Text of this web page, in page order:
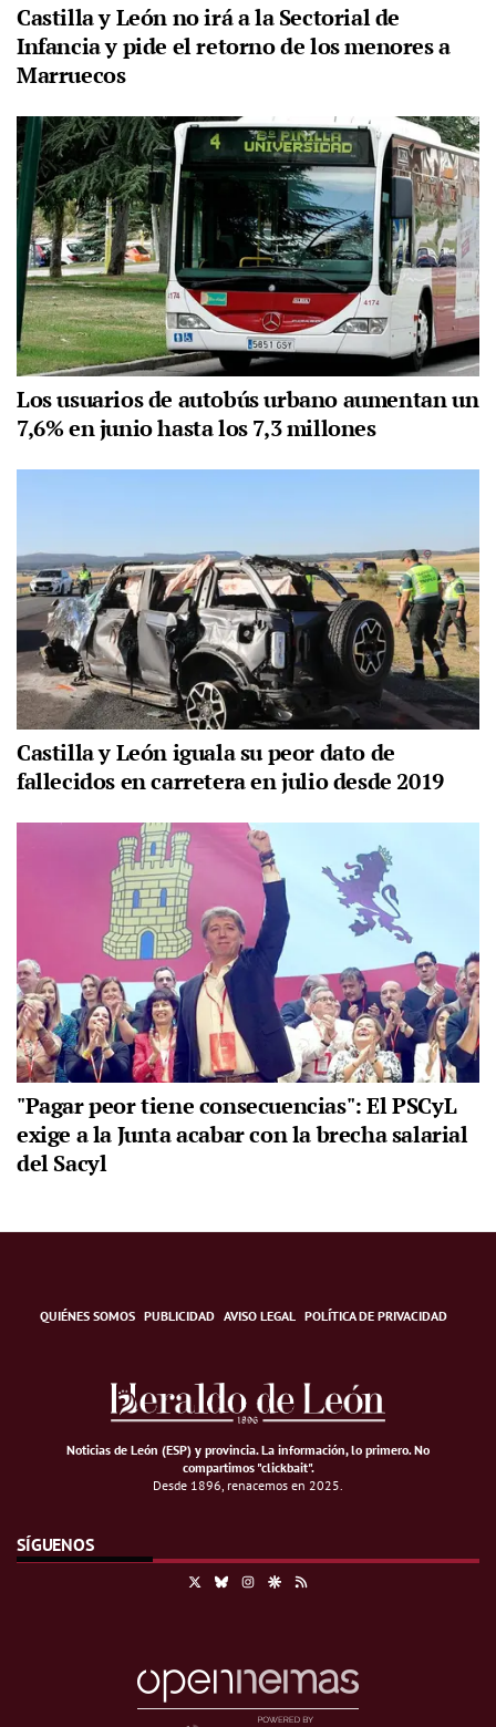
Castilla y León no irá a la Sectorial de
Infancia y pide el retorno de los menores a
Marruecos
Los usuarios de autobús urbano aumentan un
7,6% en junio hasta los 7,3 millones
Castilla y León iguala su peor dato de
fallecidos en carretera en julio desde 2019
"Pagar peor tiene consecuencias": El PSCyL
exige a la Junta acabar con la brecha salarial
del Sacyl
QUIÉNES SOMOS PUBLICIDAD AVISO LEGAL POLÍTICA DE PRIVACIDAD
Noticias de León (ESP) y provincia. La información, lo primero.No
compartimos "clickbait".
Desde 1896, renacemos en 2025.
SÍGUENOS
BlueskyInstagramGoogle Discover